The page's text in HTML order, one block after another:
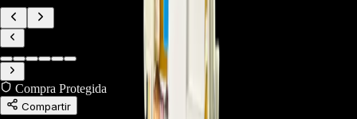
Compra Protegida
Compartir